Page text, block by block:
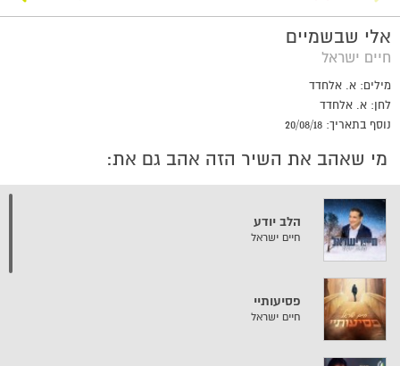
אלי שבשמיים
חיים ישראל
מילים: א. אלחדד
לחן: א. אלחדד
נוסף בתאריך: 20/08/18
מי שאהב את השיר הזה אהב גם את:
הלב יודע
חיים ישראל
פסיעותיי
חיים ישראל